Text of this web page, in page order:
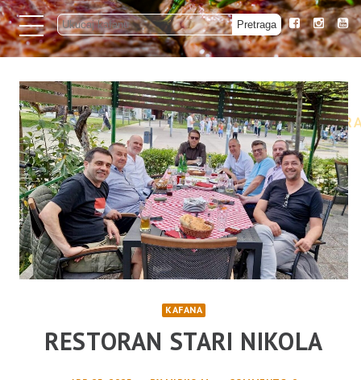
KAFANA
RESTORAN STARI NIKOLA